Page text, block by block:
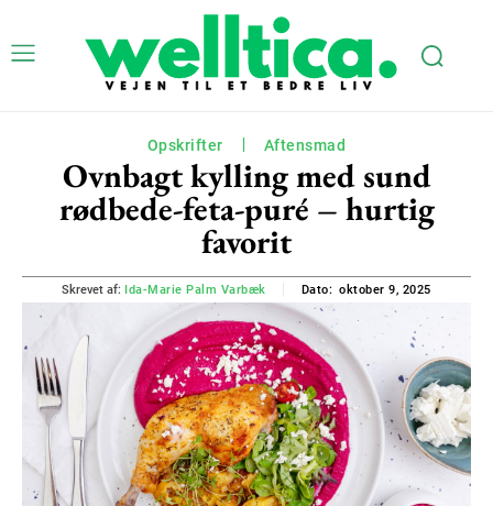
Opskrifter Aftensmad
Ovnbagt kylling med sund
rødbede-feta-puré – hurtig
favorit
Skrevet af: Ida-Marie Palm Varbæk Dato: oktober 9, 2025